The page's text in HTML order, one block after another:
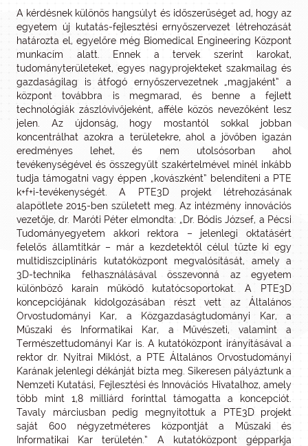
A kérdésnek különös hangsúlyt és időszerűséget ad, hogy az
egyetem új kutatás-fejlesztési ernyőszervezet létrehozását
határozta el, egyelőre még Biomedical Engineering Központ
munkacím alatt. Ennek a tervek szerint karokat,
tudományterületeket, egyes nagyprojekteket szakmailag és
gazdaságilag is átfogó ernyőszervezetnek „magjaként” a
központ továbbra is megmarad, és benne a fejlett
technológiák zászlóvivőjeként, afféle közös nevezőként lesz
jelen. Az újdonság, hogy mostantól sokkal jobban
koncentrálhat azokra a területekre, ahol a jövőben igazán
eredményes lehet, és nem utolsósorban ahol
tevékenységével és összegyűlt szakértelmével minél inkább
tudja támogatni vagy éppen „kovászként” belendíteni a PTE
k+f+i-tevékenységét. A PTE3D projekt létrehozásának
alapötlete 2015-ben született meg. Az intézmény innovációs
vezetője, dr. Maróti Péter elmondta: „Dr. Bódis József, a Pécsi
Tudományegyetem akkori rektora – jelenlegi oktatásért
felelős államtitkár – már a kezdetektől célul tűzte ki egy
multidiszciplináris kutatóközpont megvalósítását, amely a
3D-technika felhasználásával összevonná az egyetem
különböző karain működő kutatócsoportokat. A PTE3D
koncepciójának kidolgozásában részt vett az Általános
Orvostudományi Kar, a Közgazdaságtudományi Kar, a
Műszaki és Informatikai Kar, a Művészeti, valamint a
Természettudományi Kar is. A kutatóközpont irányításával a
rektor dr. Nyitrai Miklóst, a PTE Általános Orvostudományi
Karának jelenlegi dékánját bízta meg. Sikeresen pályáztunk a
Nemzeti Kutatási, Fejlesztési és Innovációs Hivatalhoz, amely
több mint 1,8 milliárd forinttal támogatta a koncepciót.
Tavaly márciusban pedig megnyitottuk a PTE3D projekt
saját 600 négyzetméteres központját a Műszaki és
Informatikai Kar területén.” A kutatóközpont gépparkja